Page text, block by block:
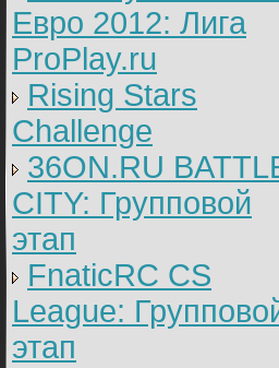
Евро 2012: Лига
ProPlay.ru
Rising Stars
Challenge
36ON.RU
CITY: Групповой
этап
FnaticRC CS
League:
этап